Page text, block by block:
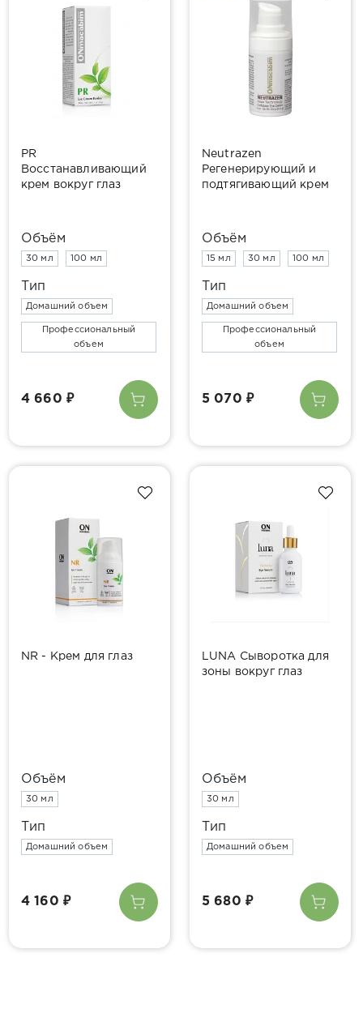
PR
Восстанавливающий
крем вокруг глаз
Объём
30 мл 100 мл
Тип
Домашний объем
Профессиональный
объем
4 660 ₽
Neutrazen
Регенерирующий и
подтягивающий крем
Объём
15 мл 30 мл 100 мл
Тип
Домашний объем
Профессиональный
объем
5 070 ₽
NR - Крем для глаз
Объём
30 мл
Тип
Домашний объем
4 160 ₽
LUNA Сыворотка для
зоны вокруг глаз
Объём
30 мл
Тип
Домашний объем
5 680 ₽